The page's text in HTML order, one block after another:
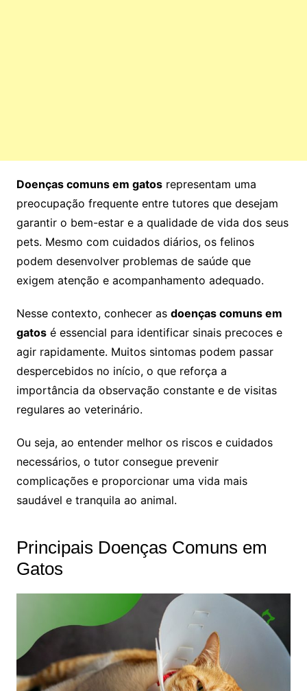
Doenças comuns em gatosrepresentam uma
preocupação frequente entre tutores que desejam
garantir o bem-estar e a qualidade de vida dos seus
pets. Mesmo com cuidados diários, os felinos
podem desenvolver problemas de saúde que
exigem atenção e acompanhamento adequado.
Nesse contexto, conhecer as doenças comuns em
gatosé essencial para identificar sinais precoces e
agir rapidamente. Muitos sintomas podem passar
despercebidos no início, o que reforça a
importância da observação constante e de visitas
regulares ao veterinário.
Ou seja, ao entender melhor os riscos e cuidados
necessários, o tutor consegue prevenir
complicações e proporcionar uma vida mais
saudável e tranquila ao animal.
Principais Doenças Comuns em
Gatos